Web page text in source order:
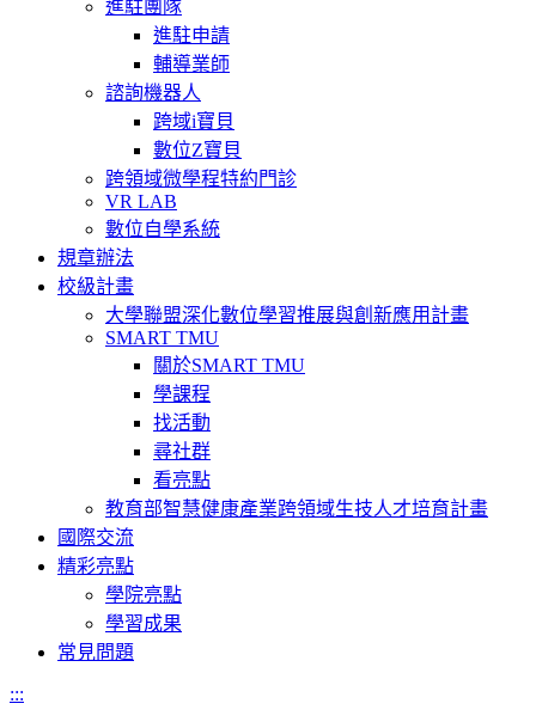
進駐團隊
進駐申請
輔導業師
諮詢機器人
跨域i寶貝
數位Z寶貝
跨領域微學程特約門診
VR LAB
數位自學系統
規章辦法
校級計畫
大學聯盟深化數位學習推展與創新應用計畫
SMART TMU
關於SMART TMU
學課程
找活動
尋社群
看亮點
教育部智慧健康產業跨領域生技人才培育計畫
國際交流
精彩亮點
學院亮點
學習成果
常見問題
:::